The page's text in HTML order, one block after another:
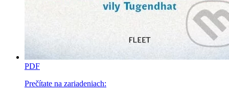
PDF
Prečítate na zariadeniach: